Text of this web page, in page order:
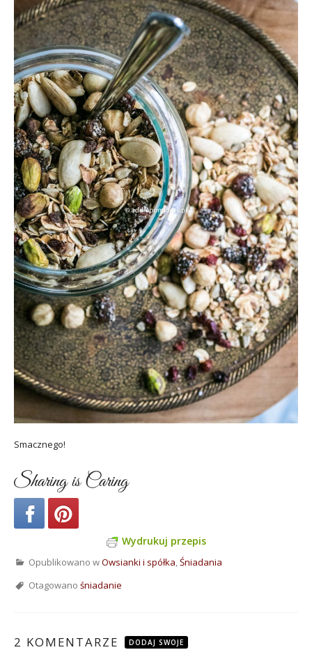
Smacznego!
Sharing is Caring
Wydrukuj przepis
Opublikowano wOwsianki i spółka,Śniadania
Otagowano śniadanie
2 KOMENTARZE DODAJ SWOJE